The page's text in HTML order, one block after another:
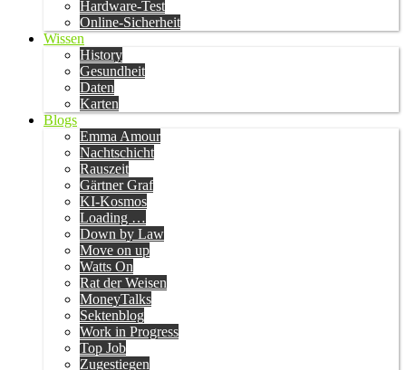
Hardware-Test
Online-Sicherheit
Wissen
History
Gesundheit
Daten
Karten
Blogs
Emma Amour
Nachtschicht
Rauszeit
Gärtner Graf
KI-Kosmos
Loading …
Down by Law
Move on up
Watts On
Rat der Weisen
MoneyTalks
Sektenblog
Work in Progress
Top Job
Zugestiegen